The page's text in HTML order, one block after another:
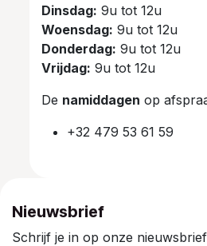
Dinsdag: 9u tot 12u
Woensdag: 9u tot 12u
Donderdag: 9u tot 12u
Vrijdag: 9u tot 12u
De namiddagen op
+32 479 53 61 59
Nieuwsbrief
Schrijf je in op onze